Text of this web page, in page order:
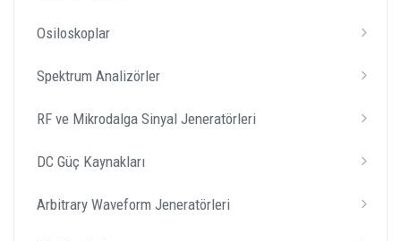
Osiloskoplar
Spektrum Analizörler
RF ve Mikrodalga Sinyal Jeneratörleri
DC Güç Kaynakları
Arbitrary Waveform Jeneratörleri